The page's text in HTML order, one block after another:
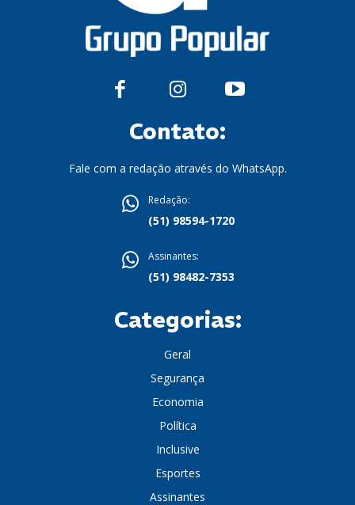
Contato:
Fale com a redação através do WhatsApp.
Redação:
(51) 98594-1720
Assinantes:
(51) 98482-7353
Categorias:
Geral
Segurança
Economia
Política
Inclusive
Esportes
Assinantes